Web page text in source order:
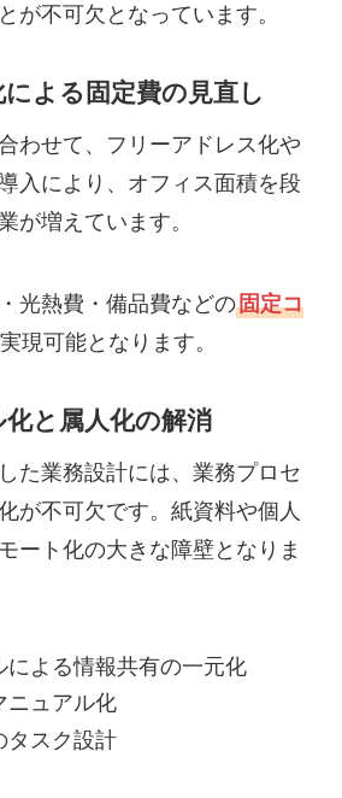
が不可欠となっています。
よる固定費の見直し
わせて、フリーアドレス化や
入により、オフィス面積を段
が増えています。
光熱費・備品費などの固定コ
現可能となります。
と属人化の解消
た業務設計には、業務プロセ
が不可欠です。紙資料や個人
ート化の大きな障壁となりま
による情報共有の一元化
ニュアル化
タスク設計